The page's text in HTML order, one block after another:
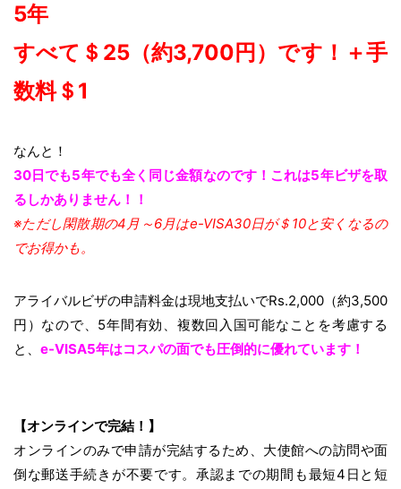
5年
すべて＄25（約3,700円）です！＋手
数料＄1
なんと！
30日でも5年でも全く同じ金額なのです！これは5年ビザを取
るしかありません！！
※ただし閑散期の4月～6月はe-VISA30日が＄10と安くなるの
でお得かも。
アライバルビザの申請料金は現地支払いでRs.2,000（約3,500
円）なので、5年間有効、複数回入国可能なことを考慮する
と、 e-VISA5年はコスパの面でも圧倒的に優れています！
【オンラインで完結！】
オンラインのみで申請が完結するため、大使館への訪問や面
倒な郵送手続きが不要です。承認までの期間も最短4日と短